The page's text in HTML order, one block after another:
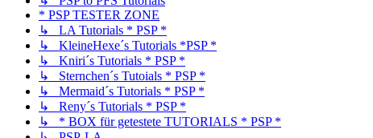
* PSP TESTER ZONE
↳ LA Tutorials * PSP *
↳ KleineHexe´s Tutorials *PSP *
↳ Kniri´s Tutorials * PSP *
↳ Sternchen´s Tutoials * PSP *
↳ Mermaid´s Tutorials * PSP *
↳ Reny´s Tutorials * PSP *
↳ * BOX für getestete TUTORIALS * PSP *